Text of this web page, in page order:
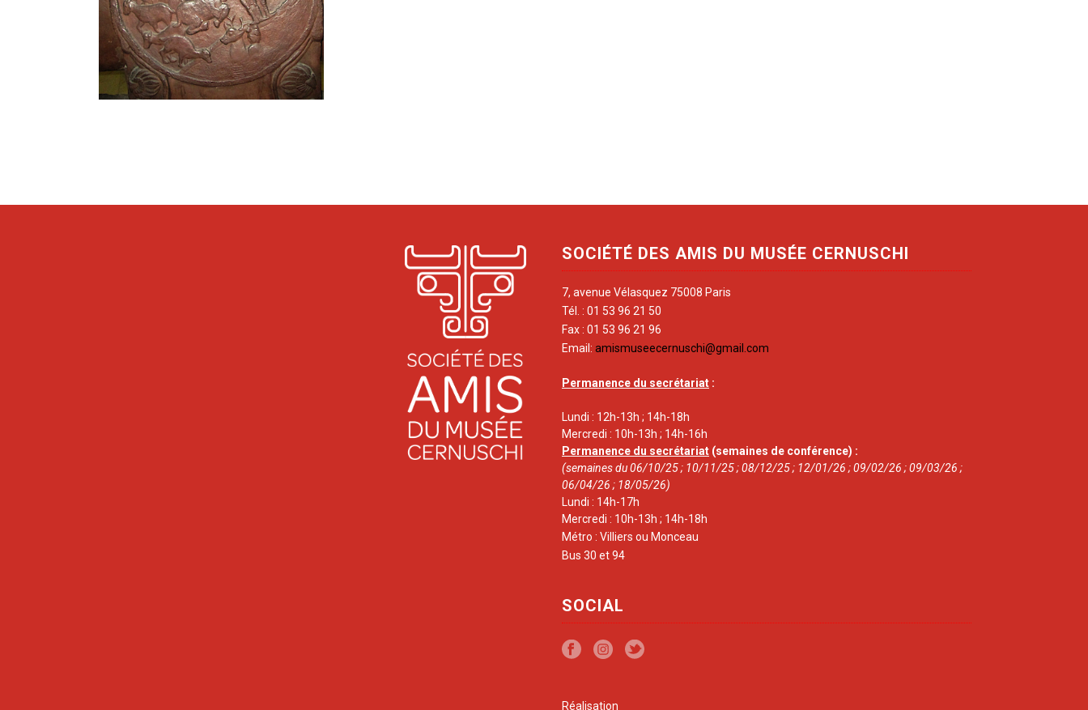
SOCIÉTÉ DES AMIS DU MUSÉE CERNUSCHI
7, avenue Vélasquez 75008 Paris
Tél. : 01 53 96 21 50
Fax : 01 53 96 21 96
Email: amismuseecernuschi@gmail.com
Permanence du secrétariat :
Lundi : 12h-13h ; 14h-18h
Mercredi : 10h-13h ; 14h-16h
Permanence du secrétariat (semaines de conférence) :
(semaines du 06/10/25 ; 10/11/25 ; 08/12/25 ; 12/01/26 ; 09/02/26 ; 09/03/26 ;
06/04/26 ; 18/05/26)
Lundi : 14h-17h
Mercredi : 10h-13h ; 14h-18h
Métro : Villiers ou Monceau
Bus 30 et 94
SOCIAL
Réalisation